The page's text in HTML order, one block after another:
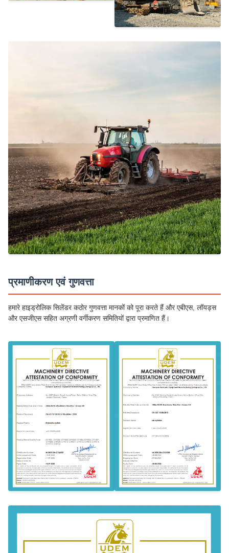
प्रमाणीकरण एवं गुणवत्ता
हमारे हाइड्रोलिक सिलेंडर कठोर गुणवत्ता मानकों को पूरा करते हैं और एबीएस, लॉयड्स
और एसजीएस सहित अग्रणी वर्गीकरण समितियों द्वारा प्रमाणित हैं।